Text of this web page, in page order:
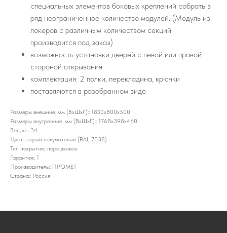
специальных элементов боковых креплений собрать в
ряд неограниченное количество модулей. (Модуль из
локеров с различным количеством секций
производится под заказ)
возможность установки дверей с левой или правой
стороной открывания
комплектация: 2 полки, перекладина, крючки
поставляются в разобранном виде
Размеры внешние, мм (ВхШхГ):: 1830x800x500
Размеры внутренние, мм (ВхШхГ):: 1768x398x460
Вес, кг:: 34
Цвет:: серый полуматовый (RAL 7038)
Тип покрытия:: порошковое
Гарантия:: 1
Производитель:: ПРОМЕТ
Страна:: Россия